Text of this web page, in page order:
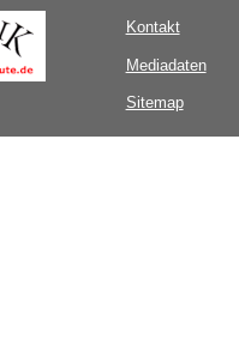
Kontakt
Mediadaten
Sitemap